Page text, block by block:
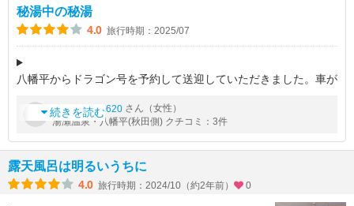
秘湯中の秘湯
4.0 旅行時期：2025/07
八幡平からドラゴン号を予約して送迎していただきました。車が
かにお客様がいないというので、すぐに露天風呂に。すぐ横には
熊注意の看板があって、ドキ
続きを読む
byfortune57620 さん（女性）
湯瀬温泉・八幡平(秋田側) クチコミ：3件
露天風呂は明るいうちに
4.0 旅行時期：2024/10（約2年前） 0